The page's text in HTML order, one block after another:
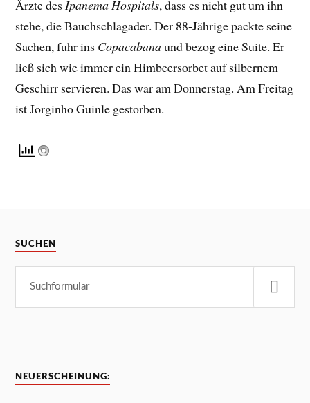
Ärzte desIpanema Hospitals, dass es nicht gut um ihn
stehe, die Bauchschlagader. Der 88-Jährige packte seine
Sachen, fuhr ins Copacabanaund bezog eine Suite. Er
ließ sich wie immer ein Himbeersorbet auf silbernem
Geschirr servieren. Das war am Donnerstag. Am Freitag
ist Jorginho Guinle gestorben.
SUCHEN
NEUERSCHEINUNG: